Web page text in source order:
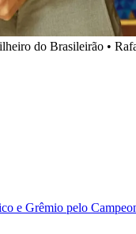
do Brasileirão •
e Grêmio pelo